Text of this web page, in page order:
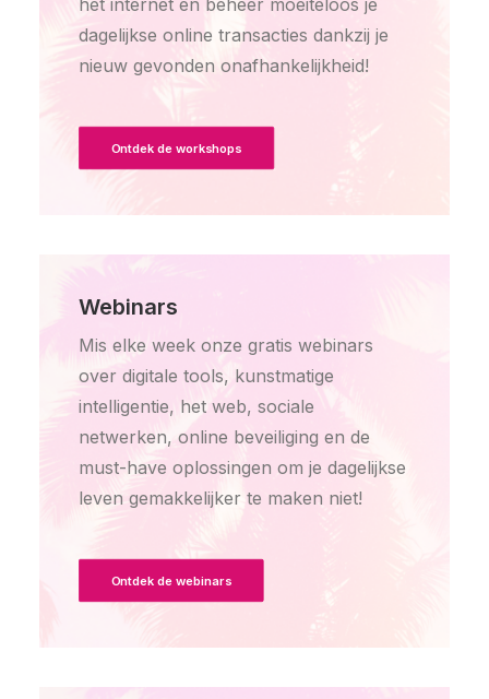
het internet en beheer moeiteloos je
dagelijkse online transacties dankzij je
nieuw gevonden onafhankelijkheid!
Ontdek de workshops
Webinars
Mis elke week onze gratis webinars
over digitale tools, kunstmatige
intelligentie, het web, sociale
netwerken, online beveiliging en de
must-have oplossingen om je dagelijkse
leven gemakkelijker te maken niet!
Ontdek de webinars